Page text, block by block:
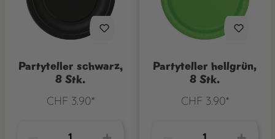
Partyteller schwarz,
8 Stk.
CHF 3.90*
Partyteller hellgrün,
8 Stk.
CHF 3.90*